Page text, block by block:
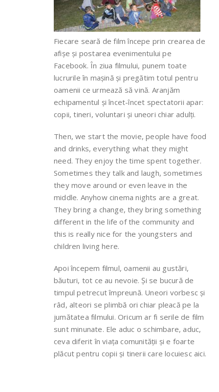
Fiecare seară de film începe prin crearea de
afișe și postarea evenimentului pe
Facebook. În ziua filmului, punem toate
lucrurile în mașină și pregătim totul pentru
oamenii ce urmează să vină. Aranjăm
echipamentul și încet-încet spectatorii apar:
copii, tineri, voluntari și uneori chiar adulți.
Then, we start the movie, people have food
and drinks, everything what they might
need. They enjoy the time spent together.
Sometimes they talk and laugh, sometimes
they move around or even leave in the
middle. Anyhow cinema nights are a great.
They bring a change, they bring something
different in the life of the community and
this is really nice for the youngsters and
children living here.
Apoi începem filmul, oamenii au gustări,
băuturi, tot ce au nevoie. Și se bucură de
timpul petrecut împreună. Uneori vorbesc și
râd, alteori se plimbă ori chiar pleacă pe la
jumătatea filmului. Oricum ar fi serile de film
sunt minunate. Ele aduc o schimbare, aduc,
ceva diferit în viața comunității și e foarte
plăcut pentru copii și tinerii care locuiesc aici.